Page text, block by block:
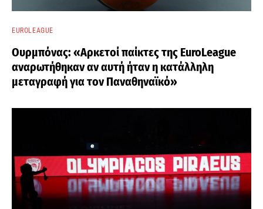
EUROLEAGUE
Ουρμπόνας: «Αρκετοί παίκτες της EuroLeague
αναρωτήθηκαν αν αυτή ήταν η κατάλληλη
μεταγραφή για τον Παναθηναϊκό»